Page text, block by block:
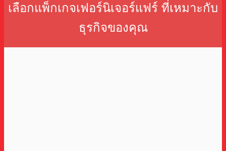
เลือกแพ็กเกจเฟอร์นิเจอร์แฟร์ ที่เหมาะกับ
ธุรกิจของคุณ